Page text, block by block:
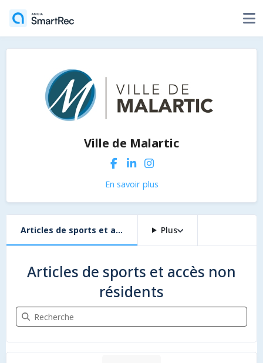
Ville de Malartic
En savoir plus
Articles de sports et accès non résidents Plus
Articles de sports et accès non
résidents
Recherche Articles de sports et accès non résidents
3 articles